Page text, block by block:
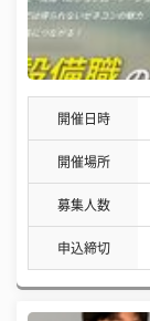
開催日時
開催場所
募集人数
申込締切